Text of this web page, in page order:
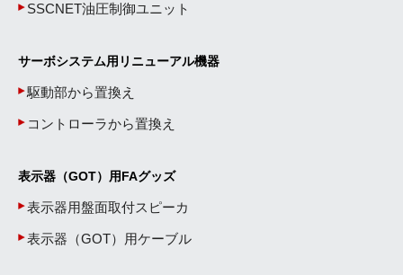
SSCNET油圧制御ユニット
サーボシステム用リニューアル機器
駆動部から置換え
コントローラから置換え
表示器（GOT）用FAグッズ
表示器用盤面取付スピーカ
表示器（GOT）用ケーブル